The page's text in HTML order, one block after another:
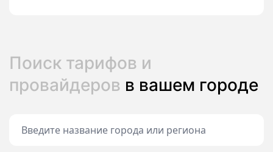
Поиск тарифов и
провайдеров в вашем городе